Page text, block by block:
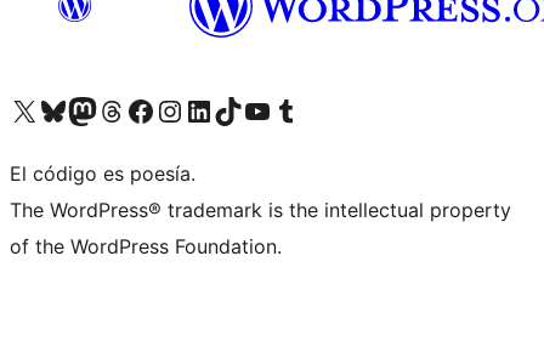
Visitá nuestra cuenta de X (anteriormente Twitter)
Visitá nuestra cuenta de Bluesky
Visitá nuestra cuenta de Mastodon
Visitá nuestra cuenta de Threads
Visitá nuestra página de Facebook
Visitá nuestra cuenta de Instagram
Visitá nuestra cuenta de LinkedIn
Visitá nuestra cuenta de TikTok
Visitá nuestro canal de YouTube
Visitá nuestra cuenta de Tumblr
El código es poesía.
The WordPress® trademark is the intellectual property
of the WordPress Foundation.